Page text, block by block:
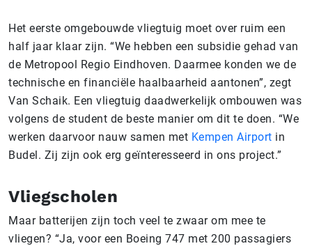
Het eerste omgebouwde vliegtuig moet over ruim een
half jaar klaar zijn. “We hebben een subsidie gehad van
de Metropool Regio Eindhoven. Daarmee konden we de
technische en financiële haalbaarheid aantonen”, zegt
Van Schaik. Een vliegtuig daadwerkelijk ombouwen was
volgens de student de beste manier om dit te doen. “We
werken daarvoor nauw samen met Kempen Airport in
Budel. Zij zijn ook erg geïnteresseerd in ons project.”
Vliegscholen
Maar batterijen zijn toch veel te zwaar om mee te
vliegen? “Ja, voor een Boeing 747 met 200 passagiers